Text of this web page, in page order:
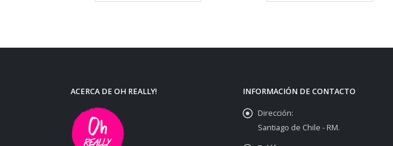
ACERCA DE OH REALLY! INFORMACIÓN DE CONTACTO
Dirección:
Santiago de Chile - RM.